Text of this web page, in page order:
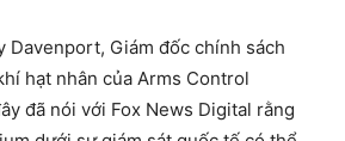
Davenport, Giám đốc chính sách
hạt nhân của Arms Control
đã nói với Fox News Digital rằng